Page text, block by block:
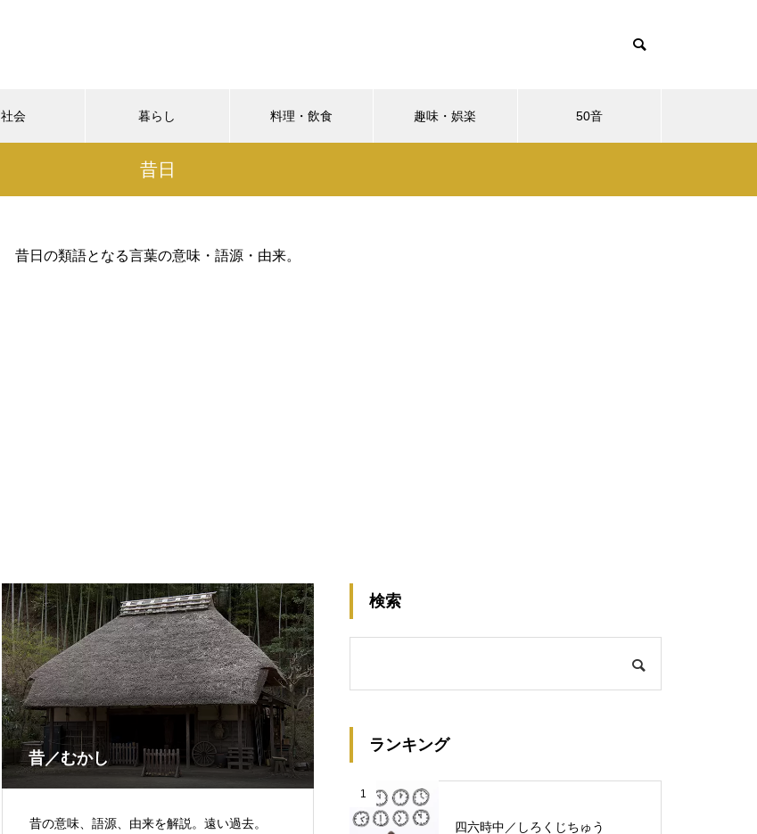
社会 暮らし 料理・飲食 趣味・娯楽 50音
昔日
昔日の類語となる言葉の意味・語源・由来。
昔／むかし
昔の意味、語源、由来を解説。遠い過去。
検索
ランキング
1
四六時中／しろくじちゅう